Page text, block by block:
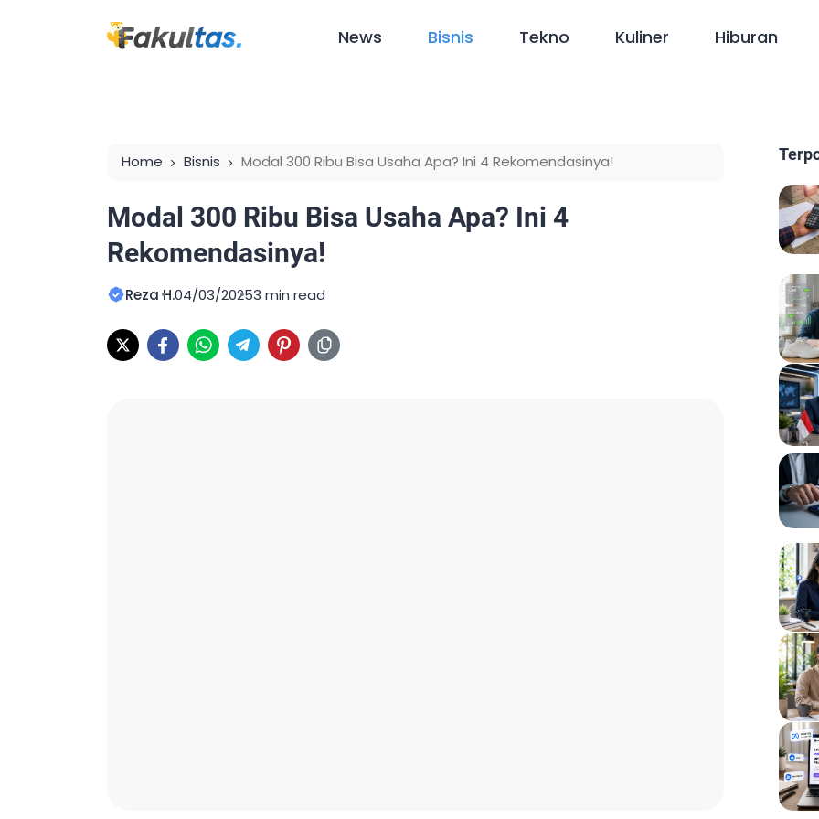
News Bisnis Tekno Kuliner Hiburan
Home Bisnis Modal 300 Ribu Bisa Usaha Apa? Ini 4 Rekomendasinya!
Modal 300 Ribu Bisa Usaha Apa? Ini 4
Rekomendasinya!
Reza H.04/03/20253 min read